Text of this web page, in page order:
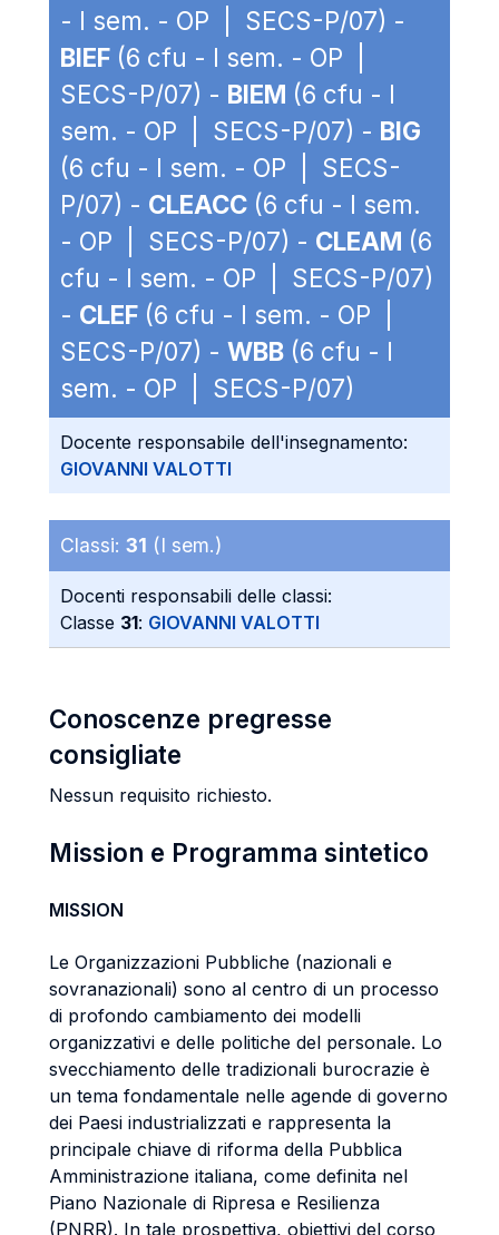
- I sem. - OP | SECS-P/07) -
BIEF (6 cfu - I sem. - OP |
SECS-P/07) - BIEM (6 cfu - I
sem. - OP | SECS-P/07) - BIG
(6 cfu - I sem. - OP | SECS-
P/07) - CLEACC (6 cfu - I sem.
- OP | SECS-P/07) - CLEAM (6
cfu - I sem. - OP | SECS-P/07)
- CLEF (6 cfu - I sem. - OP |
SECS-P/07) - WBB (6 cfu - I
sem. - OP | SECS-P/07)
Docente responsabile dell'insegnamento:
GIOVANNI VALOTTI
Classi: 31 (I sem.)
Docenti responsabili delle classi:
Classe 31: GIOVANNI VALOTTI
Conoscenze pregresse
consigliate
Nessun requisito richiesto.
Mission e Programma sintetico
MISSION
Le Organizzazioni Pubbliche (nazionali e
sovranazionali) sono al centro di un processo
di profondo cambiamento dei modelli
organizzativi e delle politiche del personale. Lo
svecchiamento delle tradizionali burocrazie è
un tema fondamentale nelle agende di governo
dei Paesi industrializzati e rappresenta la
principale chiave di riforma della Pubblica
Amministrazione italiana, come definita nel
Piano Nazionale di Ripresa e Resilienza
(PNRR). In tale prospettiva, obiettivi del corso